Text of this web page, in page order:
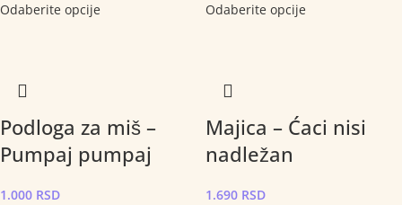
Odaberite opcije
Odaberite opcije
Podloga za miš –
Pumpaj pumpaj
1.000 RSD
Majica – Ćaci nisi
nadležan
1.690 RSD